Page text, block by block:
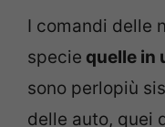
I comandi delle
specie quelle in
sono perlopiù
delle auto, quei